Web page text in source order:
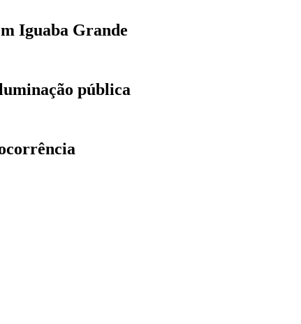
Iguaba Grande
pública